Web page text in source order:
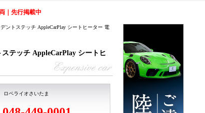
｜先行掲載中
ントステッチ AppleCarPlay シートヒーター 電
テッチ AppleCarPlay シートヒ
ロペライオさいたま